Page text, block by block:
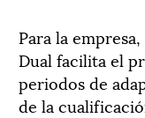
Para la
Dual facilita el
periodos de
de la